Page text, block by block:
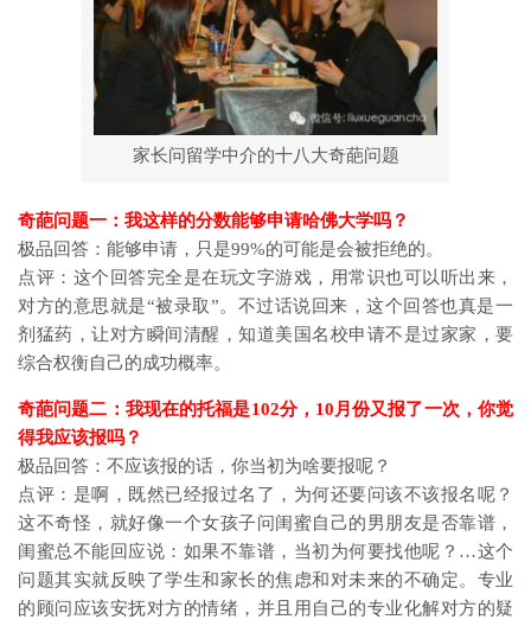
家长问留学中介的十八大奇葩问题
奇葩问题一：我这样的分数能够申请哈佛大学吗？
极品回答：能够申请，只是99%的可能是会被拒绝的。
点评：这个回答完全是在玩文字游戏，用常识也可以听出来，
对方的意思就是“被录取”。不过话说回来，这个回答也真是一
剂猛药，让对方瞬间清醒，知道美国名校申请不是过家家，要
综合权衡自己的成功概率。
奇葩问题二：我现在的托福是102分，10月份又报了一次，你觉
得我应该报吗？
极品回答：不应该报的话，你当初为啥要报呢？
点评：是啊，既然已经报过名了，为何还要问该不该报名呢？
这不奇怪，就好像一个女孩子问闺蜜自己的男朋友是否靠谱，
闺蜜总不能回应说：如果不靠谱，当初为何要找他呢？…这个
问题其实就反映了学生和家长的焦虑和对未来的不确定。专业
的顾问应该安抚对方的情绪，并且用自己的专业化解对方的疑